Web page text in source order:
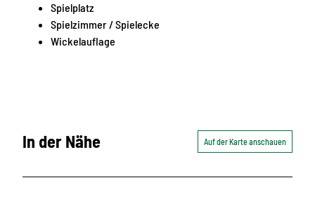
Spielplatz
Spielzimmer / Spielecke
Wickelauflage
In der Nähe Auf der Karte anschauen